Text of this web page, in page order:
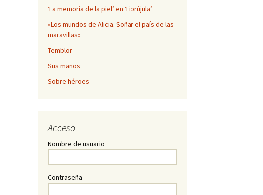
‘La memoria de la piel’ en ‘Librújula’
«Los mundos de Alicia. Soñar el país de las
maravillas»
Temblor
Sus manos
Sobre héroes
Acceso
Nombre de usuario
Contraseña